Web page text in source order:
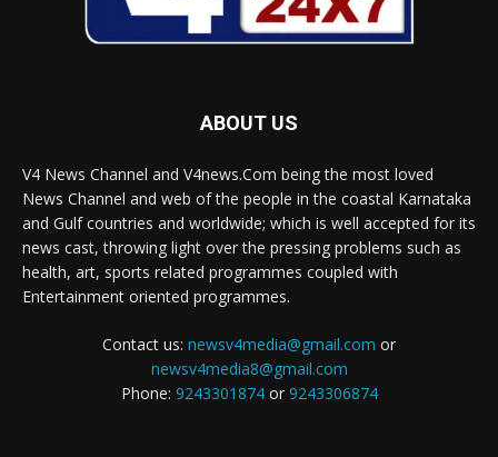
ABOUT US
V4 News Channel and V4news.Com being the most loved
News Channel and web of the people in the coastal Karnataka
and Gulf countries and worldwide; which is well accepted for its
news cast, throwing light over the pressing problems such as
health, art, sports related programmes coupled with
Entertainment oriented programmes.
Contact us: newsv4media@gmail.com or
newsv4media8@gmail.com
Phone: 9243301874or 9243306874